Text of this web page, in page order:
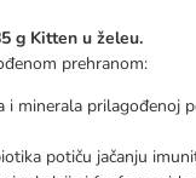
g Kitten u želeu.
prehranom:
minerala prilagođenoj
potiču jačanju